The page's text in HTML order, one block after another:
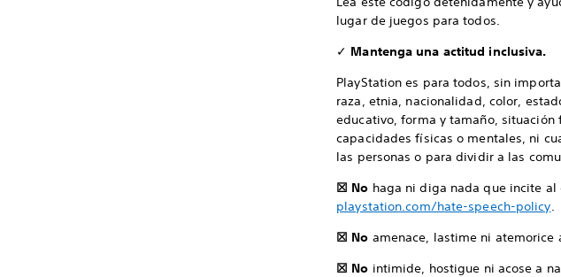
lugar de juegos para todos.
✓ Mantenga una actitud inclusiva.
PlayStation es para todos, sin
raza, etnia, nacionalidad, color,
educativo, forma y tamaño,
capacidades físicas o mentales, ni
las personas o para dividir a las
☒ No haga ni diga nada que incite
playstation.com/hate-speech-policy.
☒ No amenace, lastime ni atemorice
☒ No intimide, hostigue ni acose a